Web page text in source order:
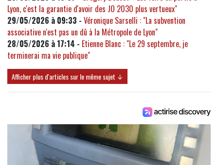
Lyon, c'est la garantie d'avoir des JO 2030 plus vertueux"
29/05/2026 à 09:33 - Véronique Sarselli : "La subvention
associative n'est pas un dû à la Métropole de Lyon"
28/05/2026 à 17:14 - Etienne Blanc : "Le 29 septembre, je
terminerai ma vie publique"
Afficher plus d'articles sur le même sujet ↓